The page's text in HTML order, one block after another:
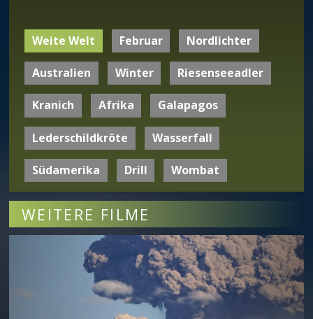
Weite Welt Februar Nordlichter
Australien Winter Riesenseeadler
Kranich Afrika Galapagos
Lederschildkröte Wasserfall
Südamerika Drill Wombat
WEITERE FILME